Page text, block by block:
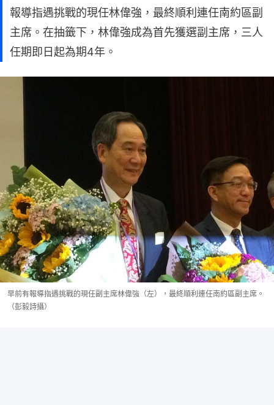
報導指遇挑戰的現任林偉強，最終順利連任南約區副
主席。在抽籤下，林偉強成為首先獲選副主席，三人
任期即日起為期4年。
早前有報導指遇挑戰的現任副主席林偉強（左），最終順利連任南約區副主席。
（彭毅詩攝）